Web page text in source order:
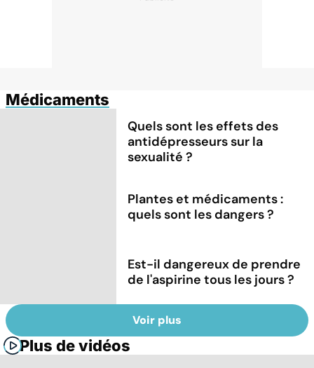
Médicaments
Quels sont les effets des
antidépresseurs sur la
sexualité ?
Plantes et médicaments :
quels sont les dangers ?
Est-il dangereux de prendre
de l'aspirine tous les jours ?
Voir plus
Plus de vidéos